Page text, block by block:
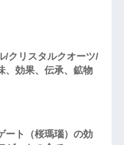
/クリスタルクオーツ/
、効果、伝承、鉱物
ート（桜瑪瑙）の効